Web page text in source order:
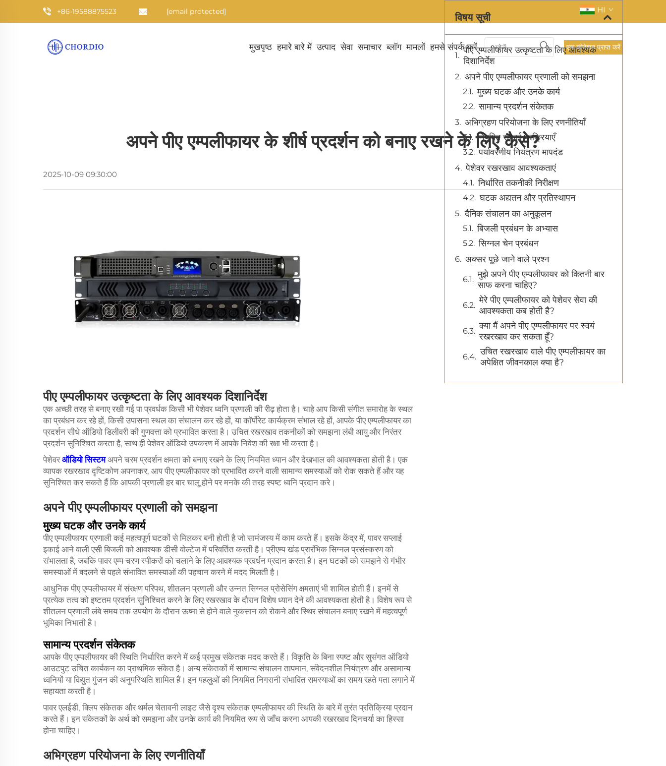
+86-19588875523 [email protected] HI
मुखपृष्ठ हमारे बारे में उत्पाद सेवा समाचार ब्लॉग मामलों हमसे संपर्क करें एक कोटेशन प्राप्त करें
अपने पीए एम्पलीफायर के शीर्ष प्रदर्शन को बनाए रखने के लिए कैसे?
2025-10-09 09:30:00
पीए एम्पलीफायर उत्कृष्टता के लिए आवश्यक दिशानिर्देश
एक अच्छी तरह से बनाए रखी गई पा प्रवर्धक किसी भी पेशेवर ध्वनि प्रणाली की रीढ़ होता है। चाहे आप किसी संगीत समारोह के स्थल
का प्रबंधन कर रहे हों, किसी उपासना स्थल का संचालन कर रहे हों, या कॉर्पोरेट कार्यक्रम संभाल रहे हों, आपके पीए एम्पलीफायर का
प्रदर्शन सीधे ऑडियो डिलीवरी की गुणवत्ता को प्रभावित करता है। उचित रखरखाव तकनीकों को समझना लंबी आयु और निरंतर
प्रदर्शन सुनिश्चित करता है, साथ ही पेशेवर ऑडियो उपकरण में आपके निवेश की रक्षा भी करता है।
पेशेवरऑडियो सिस्टमअपने चरम प्रदर्शन क्षमता को बनाए रखने के लिए नियमित ध्यान और देखभाल की आवश्यकता होती है। एक
व्यापक रखरखाव दृष्टिकोण अपनाकर, आप पीए एम्पलीफायर को प्रभावित करने वाली सामान्य समस्याओं को रोक सकते हैं और यह
सुनिश्चित कर सकते हैं कि आपकी प्रणाली हर बार चालू होने पर मनके की तरह स्पष्ट ध्वनि प्रदान करे।
अपने पीए एम्पलीफायर प्रणाली को समझना
मुख्य घटक और उनके कार्य
पीए एम्पलीफायर प्रणाली कई महत्वपूर्ण घटकों से मिलकर बनी होती है जो सामंजस्य में काम करते हैं। इसके केंद्र में, पावर सप्लाई
इकाई आने वाली एसी बिजली को आवश्यक डीसी वोल्टेज में परिवर्तित करती है। प्रीएम्प खंड प्रारंभिक सिग्नल प्रसंस्करण को
संभालता है, जबकि पावर एम्प चरण स्पीकरों को चलाने के लिए आवश्यक प्रवर्धन प्रदान करता है। इन घटकों को समझने से गंभीर
समस्याओं में बदलने से पहले संभावित समस्याओं की पहचान करने में मदद मिलती है।
आधुनिक पीए एम्पलीफायर में संरक्षण परिपथ, शीतलन प्रणाली और उन्नत सिग्नल प्रोसेसिंग क्षमताएं भी शामिल होती हैं। इनमें से
प्रत्येक तत्व को इष्टतम प्रदर्शन सुनिश्चित करने के लिए रखरखाव के दौरान विशेष ध्यान देने की आवश्यकता होती है। विशेष रूप से
शीतलन प्रणाली लंबे समय तक उपयोग के दौरान ऊष्मा से होने वाले नुकसान को रोकने और स्थिर संचालन बनाए रखने में महत्वपूर्ण
भूमिका निभाती है।
सामान्य प्रदर्शन संकेतक
आपके पीए एम्पलीफायर की स्थिति निर्धारित करने में कई प्रमुख संकेतक मदद करते हैं। विकृति के बिना स्पष्ट और सुसंगत ऑडियो
आउटपुट उचित कार्यकन का प्राथमिक संकेत है। अन्य संकेतकों में सामान्य संचालन तापमान, संवेदनशील नियंत्रण और असामान्य
ध्वनियों या विद्युत गुंजन की अनुपस्थिति शामिल हैं। इन पहलुओं की नियमित निगरानी संभावित समस्याओं का समय रहते पता लगाने में
सहायता करती है।
पावर एलईडी, क्लिप संकेतक और थर्मल चेतावनी लाइट जैसे दृश्य संकेतक एम्पलीफायर की स्थिति के बारे में तुरंत प्रतिक्रिया प्रदान
करते हैं। इन संकेतकों के अर्थ को समझना और उनके कार्य की नियमित रूप से जाँच करना आपकी रखरखाव दिनचर्या का हिस्सा
होना चाहिए।
अभिग्रहण परियोजना के लिए रणनीतियाँ
विषय सूची
पीए एम्पलीफायर उत्कृष्टता के लिए आवश्यक
दिशानिर्देश
अपने पीए एम्पलीफायर प्रणाली को समझना
मुख्य घटक और उनके कार्य
सामान्य प्रदर्शन संकेतक
अभिग्रहण परियोजना के लिए रणनीतियाँ
नियमित सफाई प्रक्रियाएँ
पर्यावरणीय नियंत्रण मापदंड
पेशेवर रखरखाव आवश्यकताएं
निर्धारित तकनीकी निरीक्षण
घटक अद्यतन और प्रतिस्थापन
दैनिक संचालन का अनुकूलन
बिजली प्रबंधन के अभ्यास
सिग्नल चेन प्रबंधन
अक्सर पूछे जाने वाले प्रश्न
मुझे अपने पीए एम्पलीफायर को कितनी बार
साफ करना चाहिए?
मेरे पीए एम्पलीफायर को पेशेवर सेवा की
आवश्यकता कब होती है?
क्या मैं अपने पीए एम्पलीफायर पर स्वयं
रखरखाव कर सकता हूँ?
उचित रखरखाव वाले पीए एम्पलीफायर का
अपेक्षित जीवनकाल क्या है?